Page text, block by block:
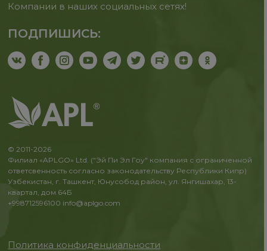
Компании в наших социальных сетях!
ПОДПИШИСЬ:
© 2011-2026
Филиал «APLGO» Ltd. ("Эй Пи Эл Гоу" компания с ограниченной
ответсвенность согласно законодательству Республики Кипр)
Узбекистан, г. Ташкент, Юнусобод район, ул. Янгишахар, 13-
квартал, дом 64Б
+998712596100 info@aplgo.com
Политика конфиденциальности